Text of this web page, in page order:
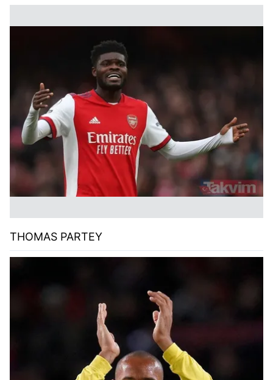
THOMAS PARTEY